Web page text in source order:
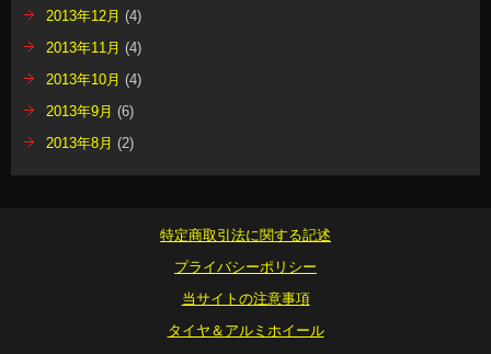
2013年12月 (4)
2013年11月 (4)
2013年10月 (4)
2013年9月 (6)
2013年8月 (2)
特定商取引法に関する記述
プライバシーポリシー
当サイトの注意事項
タイヤ＆アルミホイール